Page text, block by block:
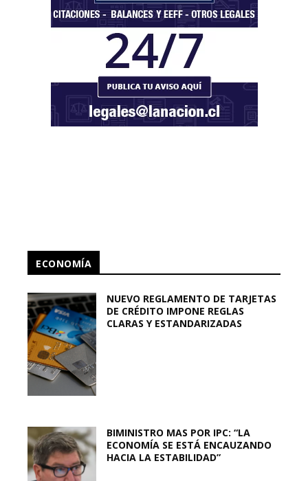
ECONOMÍA
NUEVO REGLAMENTO DE TARJETAS
DE CRÉDITO IMPONE REGLAS
CLARAS Y ESTANDARIZADAS
BIMINISTRO MAS POR IPC: “LA
ECONOMÍA SE ESTÁ ENCAUZANDO
HACIA LA ESTABILIDAD”